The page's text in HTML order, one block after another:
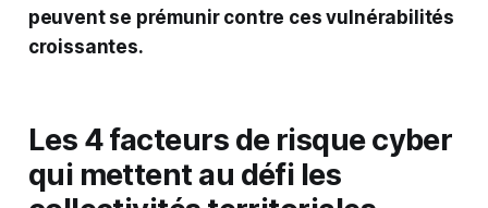
peuvent se prémunir contre ces vulnérabilités
croissantes.
Les 4 facteurs de risque cyber
qui mettent au défi les